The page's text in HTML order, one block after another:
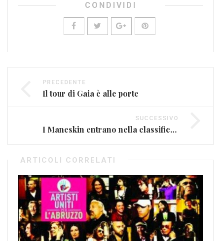
CONDIVIDI
PRECEDENTE
Il tour di Gaia è alle porte
SUCCESSIVO
I Maneskin entrano nella classifica USA
ARTICOLI CORRELATI